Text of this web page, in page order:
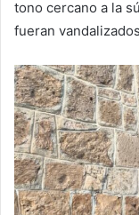
tono cercano a la
fueran